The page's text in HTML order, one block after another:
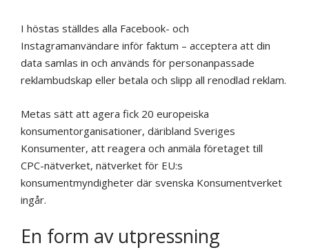
I höstas ställdes alla Facebook- och
Instagramanvändare inför faktum – acceptera att din
data samlas in och används för personanpassade
reklambudskap eller betala och slipp all renodlad reklam.
Metas sätt att agera fick 20 europeiska
konsumentorganisationer, däribland Sveriges
Konsumenter, att reagera och anmäla företaget till
CPC-nätverket, nätverket för EU:s
konsumentmyndigheter där svenska Konsumentverket
ingår.
En form av utpressning